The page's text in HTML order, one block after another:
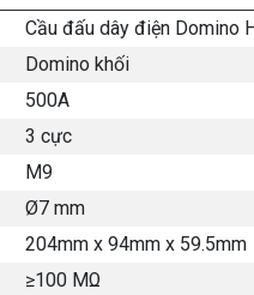
Cầu đấu dây điện Domino
Domino khối
500A
3 cực
M9
Ø7 mm
204mm x 94mm x 59.5mm
≥100 MΩ